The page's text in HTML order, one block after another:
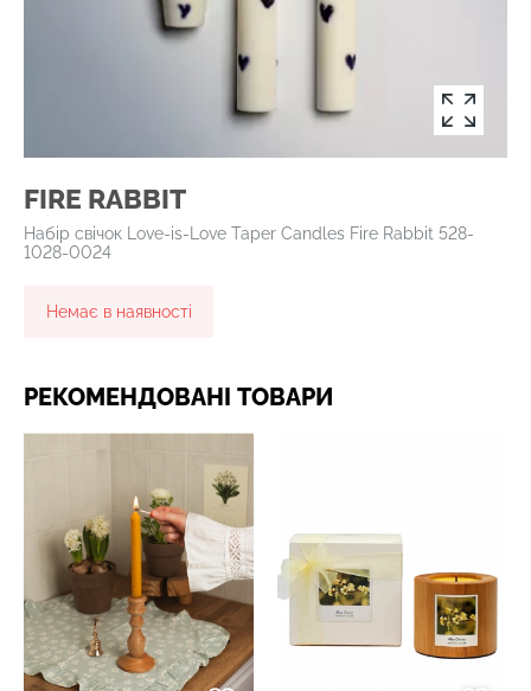
FIRE RABBIT
Набір свічок Love-is-Love Taper Candles Fire Rabbit 528-
1028-0024
Немає в наявності
РЕКОМЕНДОВАНІ ТОВАРИ